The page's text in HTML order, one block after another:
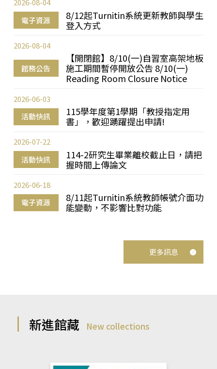
電子資源
8/12起Turnitin系統更新教師與學生
登入方式
2026-08-04
館務公告
【開閉館】8/10(一)自習室高架地板
施工期間暫停開放公告 8/10(一)
Reading Room Closure Notice
2026-08-04
活動快訊
115學年度第1學期「教授指定用
書」，歡迎踴躍提出申請!
2026-06-03
活動快訊
114-2研究生畢業離校截止日，請把
握時間上傳論文
2026-07-22
電子資源
8/11起Turnitin系統教師帳號介面功
能變動，不影響比對功能
2026-06-18
更多訊息
新進館藏 New collections